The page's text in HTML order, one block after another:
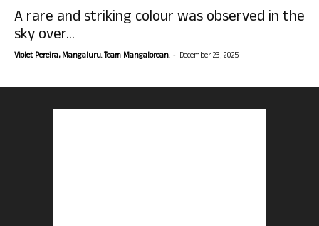
A rare and striking colour was observed in the
sky over...
Violet Pereira, Mangaluru. Team Mangalorean. - December 23, 2025